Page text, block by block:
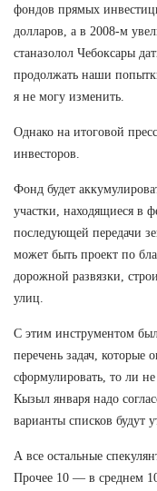
фондов прямых
долларов, а в 2008-м
станазолол Чебоксары
продолжать наши
я не могу изменить.
Однако на итоговой
инвесторов.
Фонд будет
участки, находящиеся в
последующей передачи
может быть проект по
дорожной развязки,
улиц.
С этим инструментом
перечень задач, которые
сформулировать, то ли
Кызыл января надо
варианты списков будут
А все остальные
Прочее 10 — в среднем